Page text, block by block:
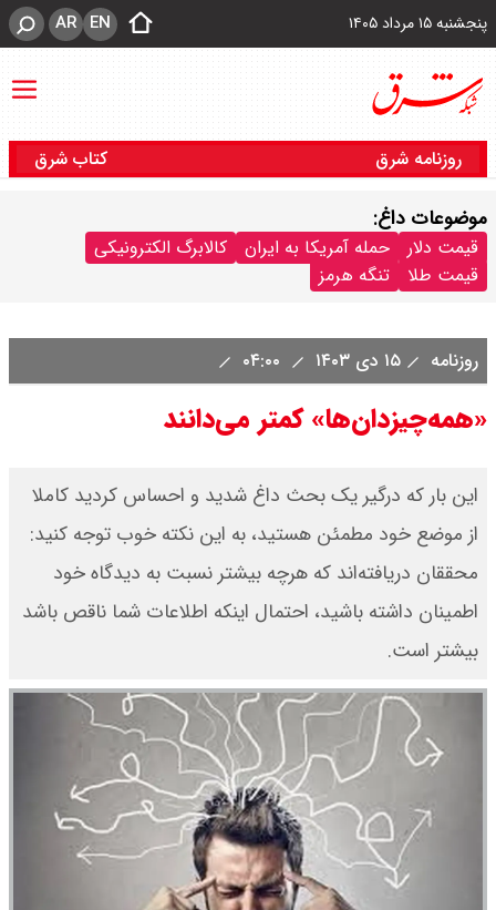
پنجشنبه ۱۵ مرداد ۱۴۰۵ EN
AR
روزنامه شرق کتاب شرق
موضوعات داغ:
قیمت دلار حمله آمریکا به ایران
کالابرگ الکترونیکی
قیمت طلا
تنگه هرمز
روزنامه ۱۵ دی ۱۴۰۳
«همه‌چیزدان‌ها» کمتر می‌دانند
این‌ بار که درگیر یک بحث داغ شدید و احساس کردید کاملا
از موضع خود مطمئن هستید، به این نکته خوب توجه کنید:
محققان دریافته‌اند که هر‌چه بیشتر نسبت به دیدگاه خود
اطمینان داشته باشید، احتمال اینکه اطلاعات شما ناقص باشد‌
بیشتر است.